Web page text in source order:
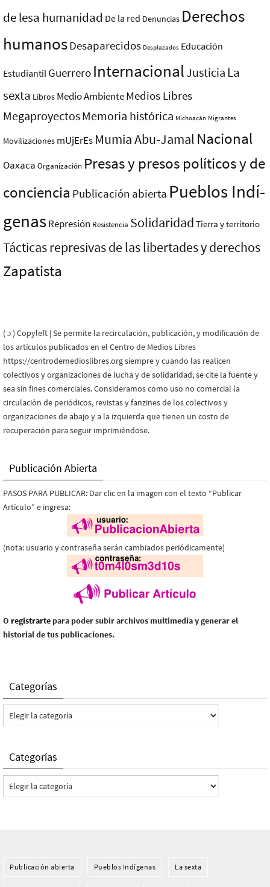
de lesa humanidad De la red Denuncias Derechos
humanosDesaparecidos Desplazados Educación
Estudiantil Guerrero InternacionalJusticia La
sexta Libros Medio AmbienteMedios Libres
MegaproyectosMemoria histórica Michoacán Migrantes
Movilizaciones mUjErEs Mumia Abu-Jamal Nacional
Oaxaca Organización Presas y presos polí­ticos y de
conciencia Publicación abierta Pueblos Indí­
genasRepresión Resistencia Solidaridad Tierra y territorio
Tácticas represivas de las libertades y derechos
Zapatista
( ɔ ) Copyleft | Se permite la recirculación, publicación, y modificación de
los artículos publicados en el Centro de Medios Libres
https://centrodemedioslibres.org siempre y cuando las realicen
colectivos y organizaciones de lucha y de solidaridad, se cite la fuente y
sea sin fines comerciales. Consideramos como uso no comercial la
circulación de periódicos, revistas y fanzines de los colectivos y
organizaciones de abajo y a la izquierda que tienen un costo de
recuperación para seguir imprimiéndose.
Publicación Abierta
PASOS PARA PUBLICAR: Dar clic en la imagen con el texto “Publicar
Artículo” e ingresa:
(nota: usuario y contraseña serán cambiados periódicamente)
O registrarte para poder subir archivos multimedia y generar el
historial de tus publicaciones.
Categorías
Categorías
Categorías
Categorías
Publicación abierta Pueblos Indí­genas La sexta